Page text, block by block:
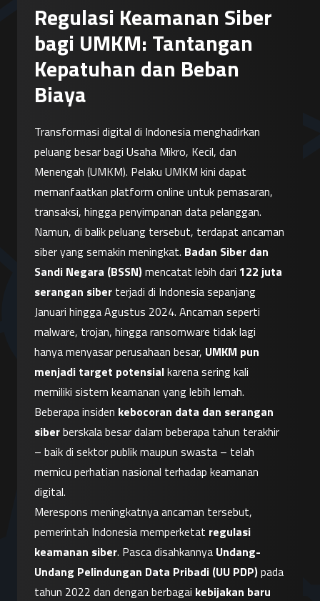
Regulasi Keamanan Siber
bagi UMKM: Tantangan
Kepatuhan dan Beban
Biaya
Transformasi digital di Indonesia menghadirkan
peluang besar bagi Usaha Mikro, Kecil, dan
Menengah (UMKM). Pelaku UMKM kini dapat
memanfaatkan platform online untuk pemasaran,
transaksi, hingga penyimpanan data pelanggan.
Namun, di balik peluang tersebut, terdapat ancaman
siber yang semakin meningkat. Badan Siber dan
Sandi Negara (BSSN) mencatat lebih dari 122 juta
serangan siber terjadi di Indonesia sepanjang
Januari hingga Agustus 2024. Ancaman seperti
malware, trojan, hingga ransomware tidak lagi
hanya menyasar perusahaan besar, UMKM pun
menjadi target potensial karena sering kali
memiliki sistem keamanan yang lebih lemah.
Beberapa insiden kebocoran data dan serangan
siber berskala besar dalam beberapa tahun terakhir
– baik di sektor publik maupun swasta – telah
memicu perhatian nasional terhadap keamanan
digital.
Merespons meningkatnya ancaman tersebut,
pemerintah Indonesia memperketat regulasi
keamanan siber. Pasca disahkannya Undang-
Undang Pelindungan Data Pribadi (UU PDP) pada
tahun 2022 dan dengan berbagai kebijakan baru